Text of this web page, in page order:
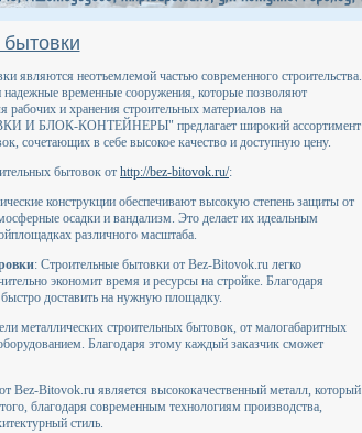
являются неотъемлемой частью современного строительства.
временные сооружения, которые позволяют
рабочих и хранения строительных материалов на
И БЛОК-КОНТЕЙНЕРЫ" предлагает широкий ассортимент
сочетающих в себе высокое качество и доступную цену.
бытовок от http://bez-bitovok.ru/:
конструкции обеспечивают высокую степень защиты от
осадки и вандализм. Это делает их идеальным
различного масштаба.
: Строительные бытовки от Bez-Bitovok.ru легко
экономит время и ресурсы на стройке. Благодаря
доставить на нужную площадку.
металлических строительных бытовок, от малогабаритных
Благодаря этому каждый заказчик сможет
Bez-Bitovok.ru является высококачественный металл, который
благодаря современным технологиям производства,
стиль.